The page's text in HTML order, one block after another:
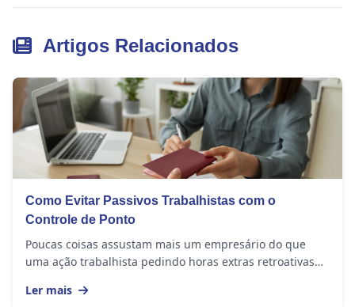
Artigos Relacionados
Como Evitar Passivos Trabalhistas com o
Controle de Ponto
Poucas coisas assustam mais um empresário do que
uma ação trabalhista pedindo horas extras retroativas
Ler mais